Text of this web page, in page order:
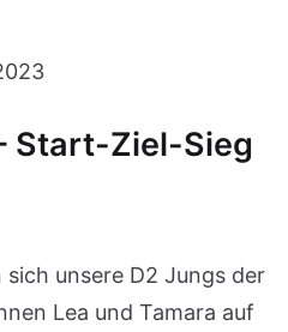
Start-Ziel-Sieg
unsere D2 Jungs der
Lea und Tamara auf